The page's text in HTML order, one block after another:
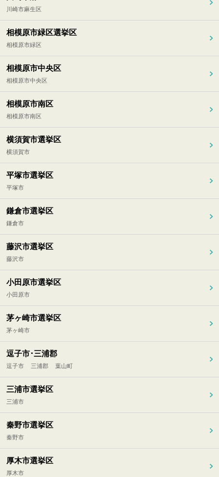
川崎市麻生区
相模原市緑区選挙区
相模原市緑区
相模原市中央区
相模原市中央区
相模原市南区
相模原市南区
横須賀市選挙区
横須賀市
平塚市選挙区
平塚市
鎌倉市選挙区
鎌倉市
藤沢市選挙区
藤沢市
小田原市選挙区
小田原市
茅ヶ崎市選挙区
茅ヶ崎市
逗子市･三浦郡
逗子市 三浦郡 葉山町
三浦市選挙区
三浦市
秦野市選挙区
秦野市
厚木市選挙区
厚木市